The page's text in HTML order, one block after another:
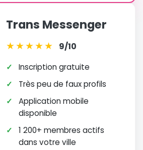
Trans Messenger
★★★★★ 9/10
✓
Inscription gratuite
✓
Très peu de faux profils
✓
Application mobile
disponible
✓
1 200+ membres actifs
dans votre ville